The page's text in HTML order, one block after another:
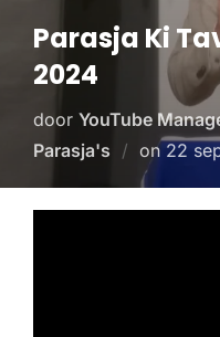
Parasja Ki
2024
door YouTube
Parasja's
on 22